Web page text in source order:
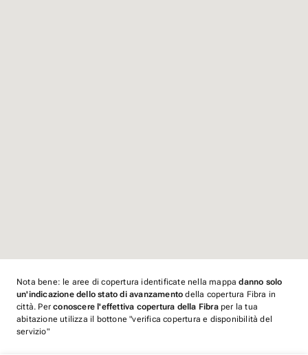
Nota bene: le aree di copertura identificate nella mappadanno solo
un'indicazione dello stato di avanzamento della copertura Fibra in
città. Perconoscere l'effettiva copertura della Fibraper la tua
abitazione utilizza il bottone "verifica copertura e disponibilità del
servizio"